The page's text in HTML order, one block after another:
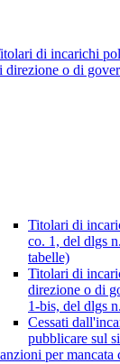
di incarichi
direzione o di
Titolari di
co. 1, del dlgs
tabelle)
Titolari di
direzione o di
1-bis, del dlgs
Cessati
pubblicare sul
per